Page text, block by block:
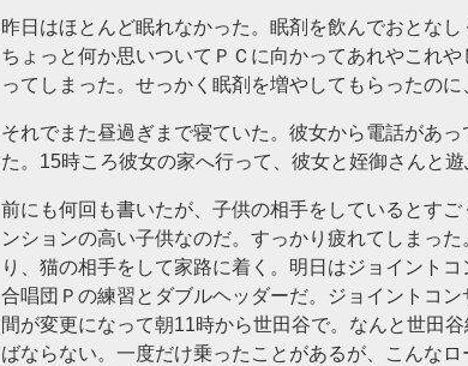
昨日はほとんど眠れなかった。眠剤を飲んでおとなし
ちょっと何か思いついてＰＣに向かってあれやこれ
ってしまった。せっかく眠剤を増やしてもらったのに
それでまた昼過ぎまで寝ていた。彼女から電話があ
た。15時ころ彼女の家へ行って、彼女と姪御さんと遊
前にも何回も書いたが、子供の相手をしているとす
ンションの高い子供なのだ。すっかり疲れてしまっ
り、猫の相手をして家路に着く。明日はジョイント
合唱団Ｐの練習とダブルヘッダーだ。ジョイントコ
間が変更になって朝11時から世田谷で。なんと世田
ばならない。一度だけ乗ったことがあるが、こんなロ